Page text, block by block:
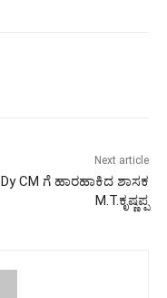
Next article
Dy CM ಗೆ ಹಾರಹಾಕಿದ ಶಾಸಕ
M.T.ಕೃಷ್ಣಪ್ಪ